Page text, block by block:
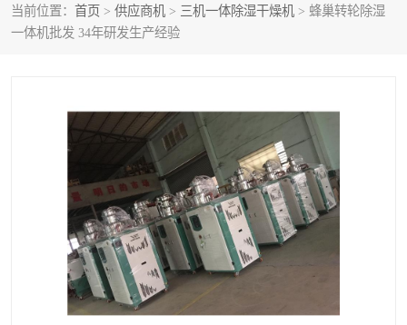
当前位置： 首页 > 供应商机 > 三机一体除湿干燥机 > 蜂巢转轮除湿
一体机批发 34年研发生产经验
塑料混色机 模温机